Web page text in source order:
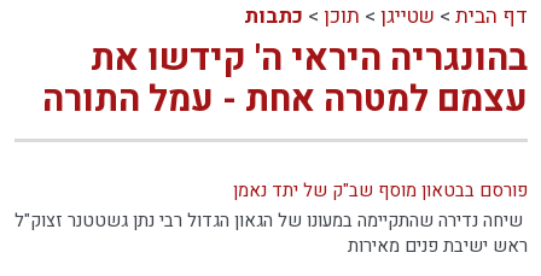
דף הבית > שטייגן > תוכן > כתבות
בהונגריה היראי ה' קידשו את
עצמם למטרה אחת - עמל התורה
פורסם בבטאון מוסף שב"ק של יתד נאמן
שיחה נדירה שהתקיימה במעונו של הגאון הגדול רבי נתן גשטטנר זצוק"ל
ראש ישיבת פנים מאירות